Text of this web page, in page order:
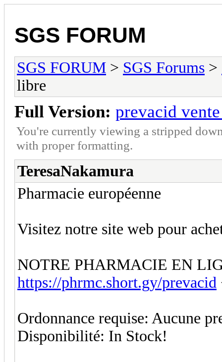
SGS FORUM
SGS FORUM > SGS Forums >
libre
Full Version: prevacid
You're currently viewing a stripped
with proper formatting.
TeresaNakamura
Pharmacie européenne
Visitez notre site web pour
NOTRE PHARMACIE EN
https://phrmc.short.gy/prevacid
Ordonnance requise: Aucune
Disponibilité: In Stock!